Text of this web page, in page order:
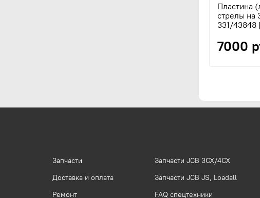
Пластина
стрелы на
331/43848
7000
Запчасти
Доставка и оплата
Ремонт
Запчасти JCB 3CX/4CX
Запчасти JCB JS, Loadall
FAQ спецтехники